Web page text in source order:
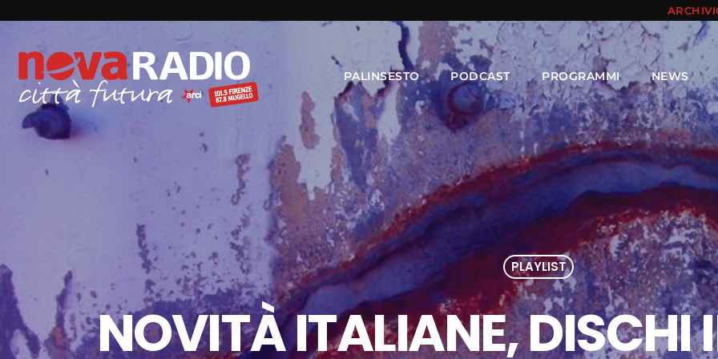
PALINSESTO PODCAST PROGRAMMI NEWS
PLAYLIST
NOVITÀ ITALIANE, DISCHI